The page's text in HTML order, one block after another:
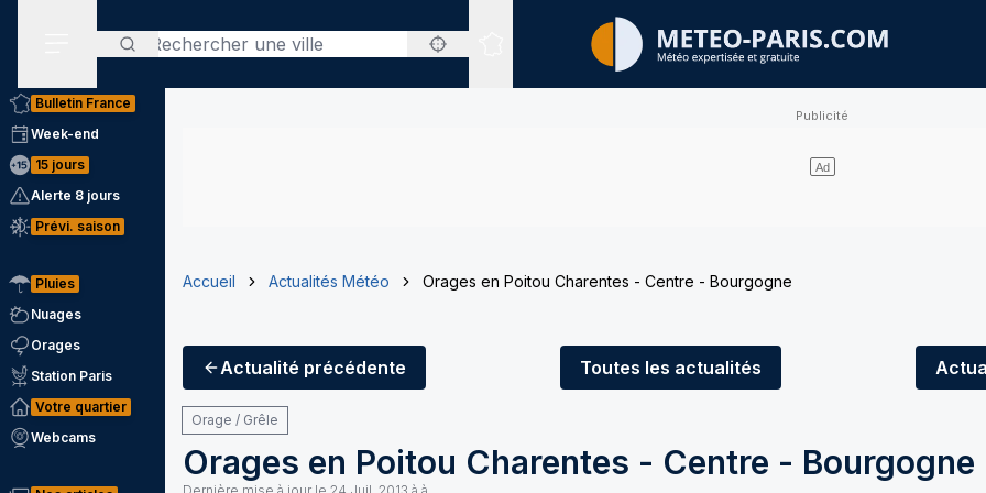
Rechercher
Sites expertisés
Bulletin France
Week-end
15 jours
Alerte 8 jours
Prévi. saison
Pluies
Nuages
Orages
Station Paris
Votre quartier
Webcams
Accueil Actualités Météo Orages en Poitou Charentes - Centre - Bourgogne
Actualité précédente Toutes les actualités
Orage / Grêle
Orages en Poitou Charentes - Centre - Bourgogne